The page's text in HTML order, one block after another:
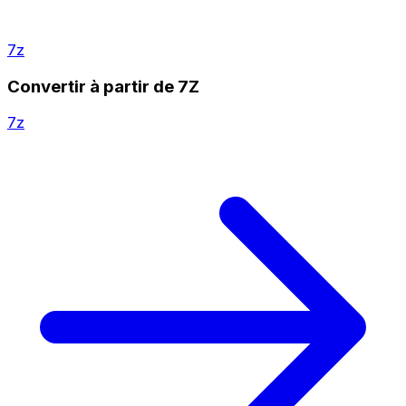
7z
Convertir à partir de 7Z
7z